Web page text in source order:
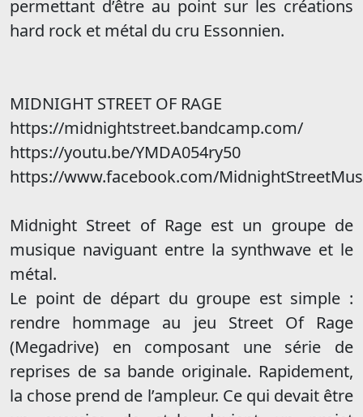
permettant d’être au point sur les créations
hard rock et métal du cru Essonnien.
MIDNIGHT STREET OF RAGE
https://midnightstreet.bandcamp.com/
https://youtu.be/YMDA054ry50
https://www.facebook.com/
Midnight Street of Rage est un groupe de
musique naviguant entre la synthwave et le
métal.
Le point de départ du groupe est simple :
rendre hommage au jeu Street Of Rage
(Megadrive) en composant une série de
reprises de sa bande originale. Rapidement,
la chose prend de l’ampleur. Ce qui devait être